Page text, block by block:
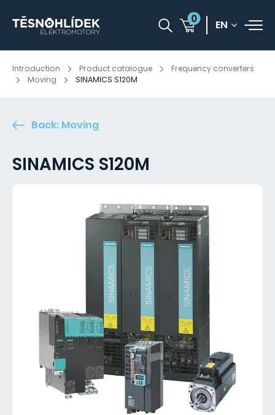
0 EN
Introduction Product catalogue
Frequency converters
Moving
SINAMICS S120M
Back: Moving
SINAMICS S120M